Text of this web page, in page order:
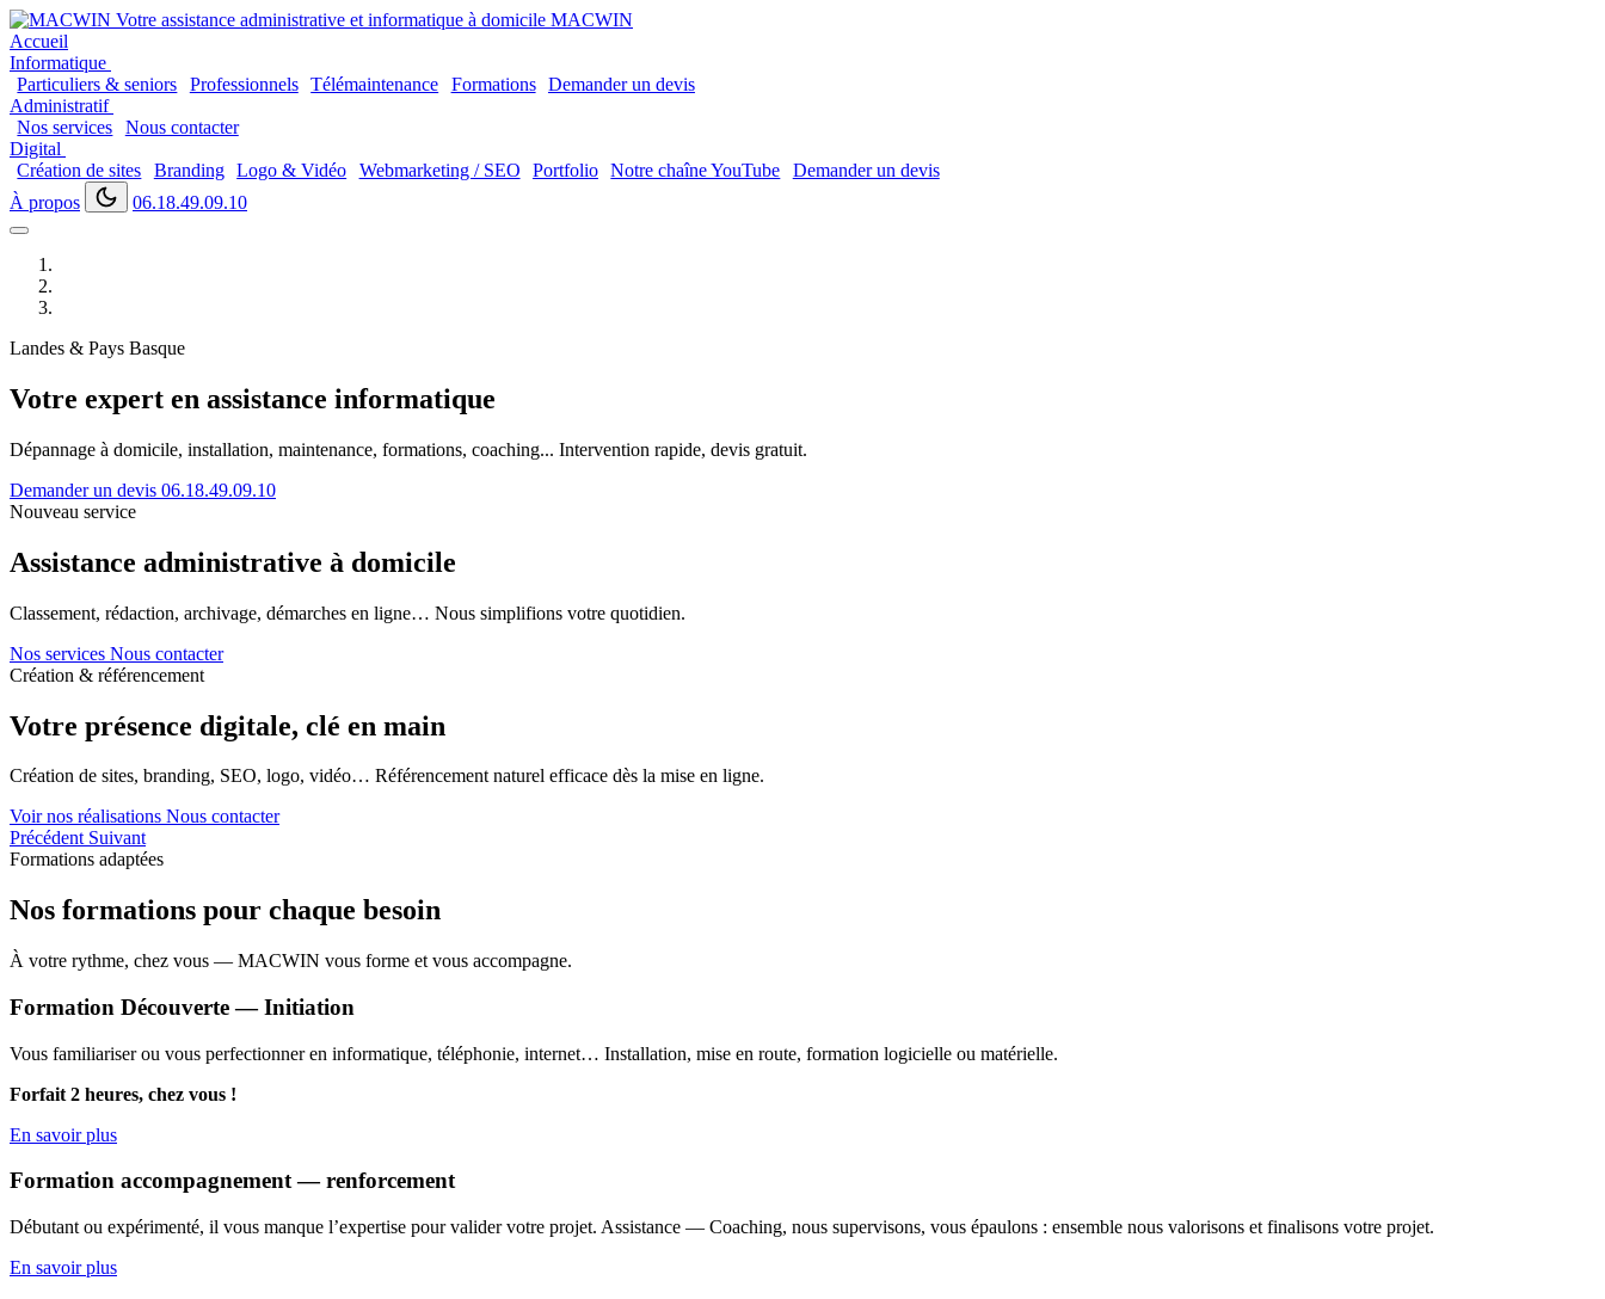
MACWIN
Accueil
Informatique
Particuliers & seniors
Professionnels Télémaintenance Formations
Demander un devis
Administratif
Nos services
Nous contacter
Digital
Création de sites
Branding Logo & Vidéo Webmarketing / SEO Portfolio Notre chaîne YouTube
Demander un devis
À propos
06.18.49.09.10
Landes & Pays Basque
Votre expert en assistance informatique
Dépannage à domicile, installation, maintenance, formations, coaching... Intervention rapide, devis gratuit.
Demander un devis 06.18.49.09.10
Nouveau service
Assistance administrative à domicile
Classement, rédaction, archivage, démarches en ligne… Nous simplifions votre quotidien.
Nos services Nous contacter
Création & référencement
Votre présence digitale, clé en main
Création de sites, branding, SEO, logo, vidéo… Référencement naturel efficace dès la mise en ligne.
Voir nos réalisations Nous contacter
Précédent Suivant
Formations adaptées
Nos formations pour chaque besoin
À votre rythme, chez vous — MACWIN vous forme et vous accompagne.
Formation Découverte — Initiation
Vous familiariser ou vous perfectionner en informatique, téléphonie, internet… Installation, mise en route, formation logicielle ou matérielle.
Forfait 2 heures, chez vous !
En savoir plus
Formation accompagnement — renforcement
Débutant ou expérimenté, il vous manque l’expertise pour valider votre projet. Assistance — Coaching, nous supervisons, vous épaulons : ensemble nous valorisons et finalisons votre projet.
En savoir plus